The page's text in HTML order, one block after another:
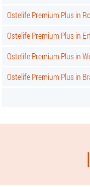
Ostelife Premium Plus in
Ostelife Premium Plus in
Ostelife Premium Plus in
Ostelife Premium Plus in